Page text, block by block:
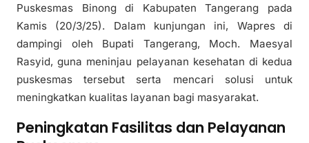
Puskesmas Binong di Kabupaten Tangerang pada
Kamis (20/3/25). Dalam kunjungan ini, Wapres di
dampingi oleh Bupati Tangerang, Moch. Maesyal
Rasyid, guna meninjau pelayanan kesehatan di kedua
puskesmas tersebut serta mencari solusi untuk
meningkatkan kualitas layanan bagi masyarakat.
Peningkatan Fasilitas dan Pelayanan